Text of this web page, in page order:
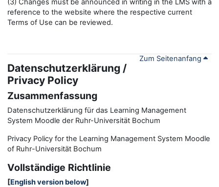
(3) Changes must be announced in writing in the LMS with a
reference to the website where the respective current
Terms of Use can be reviewed.
Zum Seitenanfang
Datenschutzerklärung /
Privacy Policy
Zusammenfassung
Datenschutzerklärung für das Learning Management
System Moodle der Ruhr-Universität Bochum
Privacy Policy for the Learning Management System Moodle
of Ruhr-Universität Bochum
Vollständige Richtlinie
[English version below]